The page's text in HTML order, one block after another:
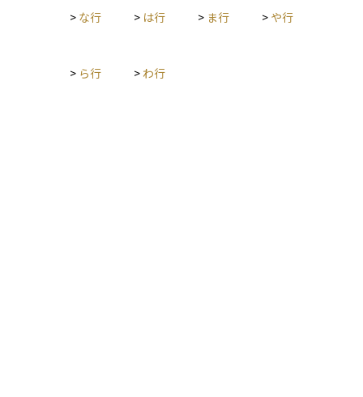
投資することでリターンが雪だるま式に増えますから、年間リ
ンのバランスを見極められます。
> な行 > は行 > ま行 > や行
> ら行 > わ行